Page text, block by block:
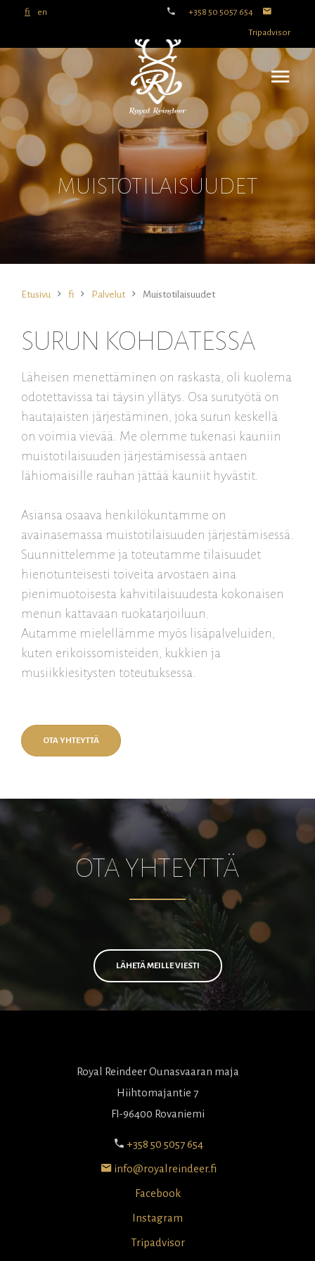
fi en +358 50 5057 654
Tripadvisor
MUISTOTILAISUUDET
Etusivu fi Palvelut Muistotilaisuudet
SURUN KOHDATESSA
Läheisen menettäminen on raskasta, oli kuolema
odotettavissa tai täysin yllätys. Osa surutyötä on
hautajaisten järjestäminen, joka surun keskellä
on voimia vievää. Me olemme tukenasi kauniin
muistotilaisuuden järjestämisessä antaen
lähiomaisille rauhan jättää kauniit hyvästit.
Asiansa osaava henkilökuntamme on
avainasemassa muistotilaisuuden järjestämisessä.
Suunnittelemme ja toteutamme tilaisuudet
hienotunteisesti toiveita arvostaen aina
pienimuotoisesta kahvitilaisuudesta kokonaisen
menun kattavaan ruokatarjoiluun.
Autamme mielellämme myös lisäpalveluiden,
kuten erikoissomisteiden, kukkien ja
musiikkiesitysten toteutuksessa.
OTA YHTEYTTÄ
OTA YHTEYTTÄ
LÄHETÄ MEILLE VIESTI
Royal Reindeer Ounasvaaran maja
Hiihtomajantie 7
FI-96400 Rovaniemi
+358 50 5057 654
info@royalreindeer.fi
Facebook
Instagram
Tripadvisor